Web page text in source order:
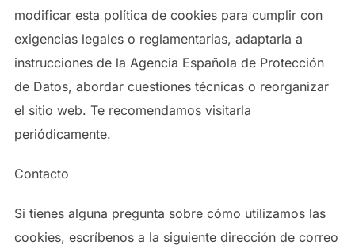
modificar esta política de cookies para cumplir con
exigencias legales o reglamentarias, adaptarla a
instrucciones de la Agencia Española de Protección
de Datos, abordar cuestiones técnicas o reorganizar
el sitio web. Te recomendamos visitarla
periódicamente.
Contacto
Si tienes alguna pregunta sobre cómo utilizamos las
cookies, escríbenos a la siguiente dirección de correo